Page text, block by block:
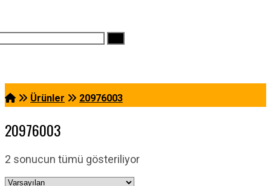
Ürünler 20976003
20976003
2 sonucun tümü gösteriliyor